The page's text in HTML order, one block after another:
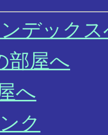
デック
部屋へ
へ
ク